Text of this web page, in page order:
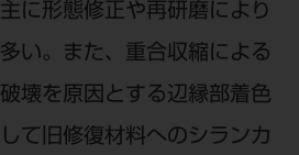
に形態修正や再研磨により
い。また、重合収縮による
壊を原因とする辺縁部着色
て旧修復材料へのシランカ